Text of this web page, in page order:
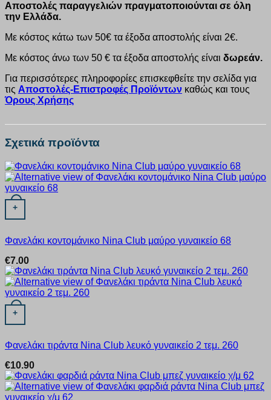
Αποστολές παραγγελιών πραγματοποιούνται σε όλη
την Ελλάδα.
Με κόστος κάτω των 50€ τα έξοδα αποστολής είναι 2€.
Με κόστος άνω των 50 € τα έξοδα αποστολής είναι δωρεάν.
Για περισσότερες πληροφορίες επισκεφθείτε την σελίδα για
τις Αποστολές-Επιστροφές Προϊόντων καθώς και τους
Όρους Χρήσης
Σχετικά προϊόντα
+
Αυτό το προϊόν έχει πολλαπλές παραλλαγές. Οι επιλογές
Φανελάκι κοντομάνικο Nina Club μαύρο γυναικείο 68
€7.00
+
Αυτό το προϊόν έχει πολλαπλές παραλλαγές. Οι επιλογές
Φανελάκι τιράντα Nina Club λευκό γυναικείο 2 τεμ. 260
€10.90